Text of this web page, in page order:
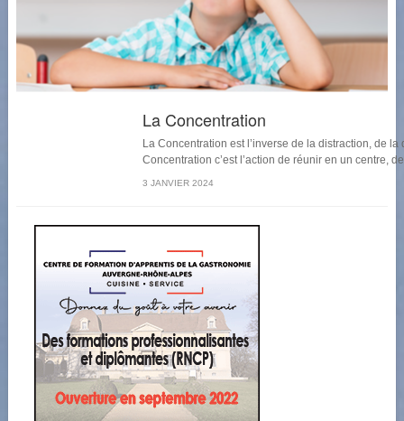
La Concentration
La Concentration est l’inverse de la distraction, de la
Concentration c’est l’action de réunir en un centre,
3 JANVIER 2024